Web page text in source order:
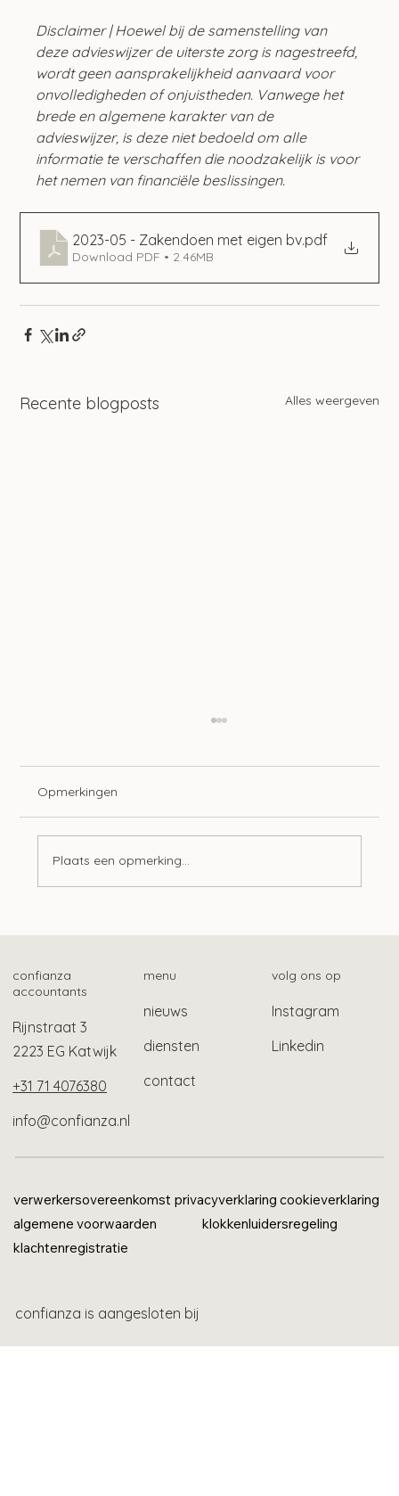
Disclaimer | Hoewel bij de samenstelling van
deze advieswijzer de uiterste zorg is nagestreefd,
wordt geen aansprakelijkheid aanvaard voor
onvolledigheden of onjuistheden. Vanwege het
brede en algemene karakter van de
advieswijzer, is deze niet bedoeld om alle
informatie te verschaffen die noodzakelijk is voor
het nemen van financiële beslissingen.
2023-05 - Zakendoen met eigen bv.pdf
Download PDF • 2.46MB
Recente blogposts Alles weergeven
Advieswijzer | Bedrijfsoverdracht
Opmerkingen
Plaats een opmerking...
confianza
accountants
Rijnstraat 3
2223 EG Katwijk
+31 71 4076380
info@confianza.nl
menu
nieuws
diensten
contact
volg ons op
Instagram
Linkedin
verwerkersovereenkomst privacyverklaring cookieverklaring
algemene voorwaarden
klokkenluidersregeling
klachtenregistratie
confianza is aangesloten bij